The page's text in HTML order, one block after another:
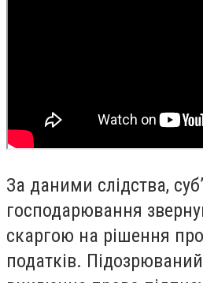
За даними слідства,
господарювання
скаргою на рішення
податків.